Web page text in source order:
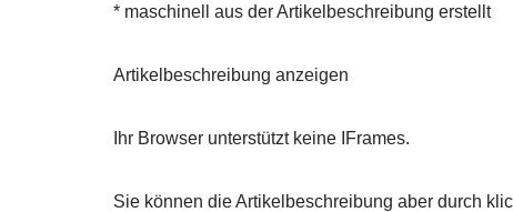
* maschinell aus der Artikelbeschreibung erstellt
Artikelbeschreibung anzeigen
Ihr Browser unterstützt keine IFrames.
Sie können die Artikelbeschreibung aber durch